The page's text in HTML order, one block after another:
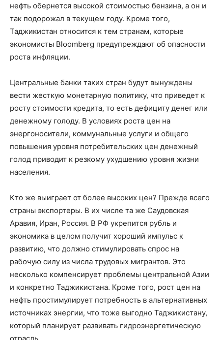
нефть обернется высокой стоимостью бензина, а он и
так подорожал в текущем году. Кроме того,
Таджикистан относится к тем странам, которые
экономисты Bloomberg предупреждают об опасности
роста инфляции.
Центральные банки таких стран будут вынуждены
вести жесткую монетарную политику, что приведет к
росту стоимости кредита, то есть дефициту денег или
денежному голоду. В условиях роста цен на
энергоносители, коммунальные услуги и общего
повышения уровня потребительских цен денежный
голод приводит к резкому ухудшению уровня жизни
населения.
Кто же выиграет от более высоких цен? Прежде всего
страны экспортеры. В их числе та же Саудовская
Аравия, Иран, Россия. В РФ укрепится рубль и
экономика в целом получит хороший импульс к
развитию, что должно стимулировать спрос на
рабочую силу из числа трудовых мигрантов. Это
несколько компенсирует проблемы центральной Азии
и конкретно Таджикистана. Кроме того, рост цен на
нефть простимулирует потребность в альтернативных
источниках энергии, что тоже выгодно Таджикистану,
который планирует развивать гидроэнергетическую